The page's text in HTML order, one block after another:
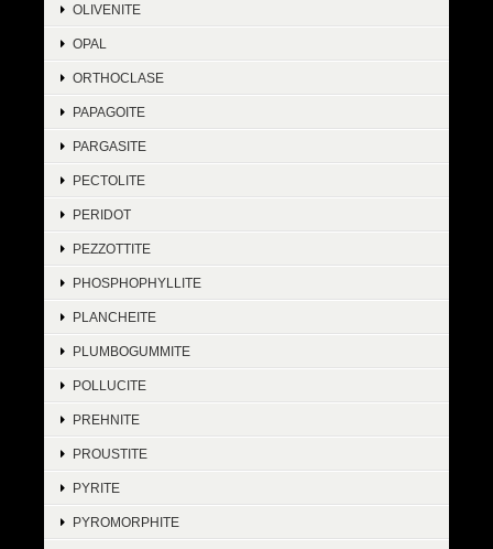
OLIVENITE
OPAL
ORTHOCLASE
PAPAGOITE
PARGASITE
PECTOLITE
PERIDOT
PEZZOTTITE
PHOSPHOPHYLLITE
PLANCHEITE
PLUMBOGUMMITE
POLLUCITE
PREHNITE
PROUSTITE
PYRITE
PYROMORPHITE